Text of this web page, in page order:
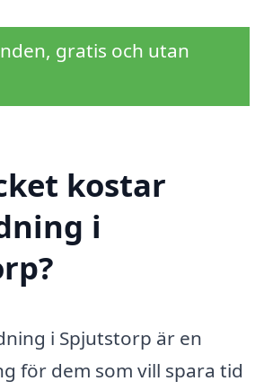
gratis och utan
kostar
i
i Spjutstorp är en
för dem som vill spara tid